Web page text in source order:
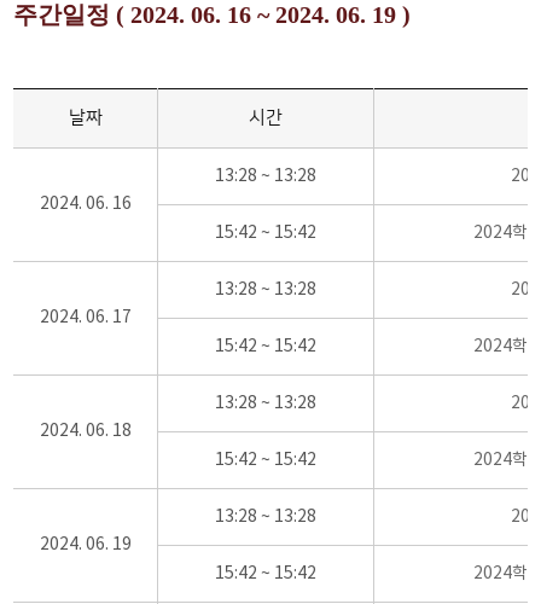
주간일정 ( 2024. 06. 16 ~ 2024. 06. 19 )
날짜 시간
2024. 06. 16
13:28 ~ 13:28
15:42 ~ 15:42 2024학
2024. 06. 17
13:28 ~ 13:28
15:42 ~ 15:42 2024학
2024. 06. 18
13:28 ~ 13:28
15:42 ~ 15:42 2024학
2024. 06. 19
13:28 ~ 13:28
15:42 ~ 15:42 2024학